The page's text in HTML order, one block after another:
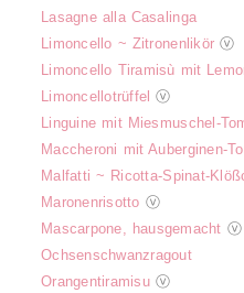
Lasagne alla Casalinga
Limoncello ~ Zitronenlikör ⓥ
Limoncello Tiramisù mit
Limoncellotrüffel ⓥ
Linguine mit Miesmuschel-
Maccheroni mit Auberginen-
Malfatti ~ Ricotta-Spinat-
Maronenrisotto ⓥ
Mascarpone, hausgemacht ⓥ
Ochsenschwanzragout
Orangentiramisu ⓥ